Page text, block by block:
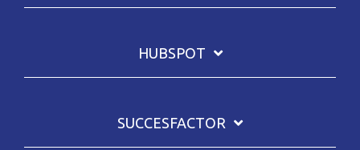
HUBSPOT
SUCCESFACTOR